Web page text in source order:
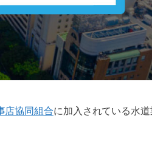
店協同組合に加入されている水道